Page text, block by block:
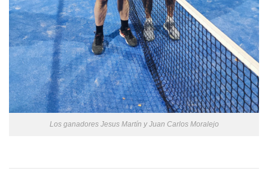
Los ganadores Jesus Martín y Juan Carlos Moralejo